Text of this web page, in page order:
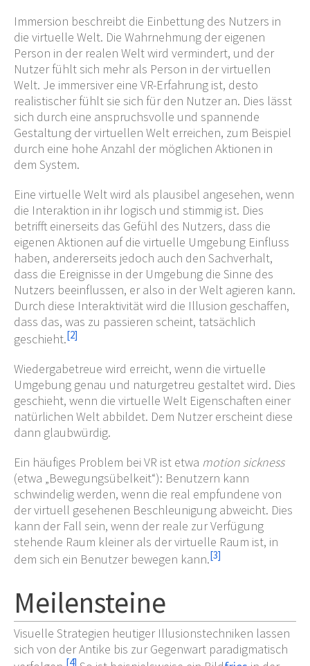
Immersion beschreibt die Einbettung des Nutzers in
die virtuelle Welt. Die Wahrnehmung der eigenen
Person in der realen Welt wird vermindert, und der
Nutzer fühlt sich mehr als Person in der virtuellen
Welt. Je immersiver eine VR-Erfahrung ist, desto
realistischer fühlt sie sich für den Nutzer an. Dies lässt
sich durch eine anspruchsvolle und spannende
Gestaltung der virtuellen Welt erreichen, zum Beispiel
durch eine hohe Anzahl der möglichen Aktionen in
dem System.
Eine virtuelle Welt wird als plausibel angesehen, wenn
die Interaktion in ihr logisch und stimmig ist. Dies
betrifft einerseits das Gefühl des Nutzers, dass die
eigenen Aktionen auf die virtuelle Umgebung Einfluss
haben, andererseits jedoch auch den Sachverhalt,
dass die Ereignisse in der Umgebung die Sinne des
Nutzers beeinflussen, er also in der Welt agieren kann.
Durch diese Interaktivität wird die Illusion geschaffen,
dass das, was zu passieren scheint, tatsächlich
geschieht.[2]
Wiedergabetreue wird erreicht, wenn die virtuelle
Umgebung genau und naturgetreu gestaltet wird. Dies
geschieht, wenn die virtuelle Welt Eigenschaften einer
natürlichen Welt abbildet. Dem Nutzer erscheint diese
dann glaubwürdig.
Ein häufiges Problem bei VR ist etwa motion sickness
(etwa „Bewegungsübelkeit“): Benutzern kann
schwindelig werden, wenn die real empfundene von
der virtuell gesehenen Beschleunigung abweicht. Dies
kann der Fall sein, wenn der reale zur Verfügung
stehende Raum kleiner als der virtuelle Raum ist, in
dem sich ein Benutzer bewegen kann.[3]
Meilensteine
Visuelle Strategien heutiger Illusionstechniken lassen
sich von der Antike bis zur Gegenwart paradigmatisch
[4]